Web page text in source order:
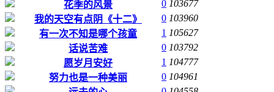
花季的风景
0 103677
我的天空有点阴《十二》
0 103960
有一次不知是哪个孩童
1 105627
话说苦难
0 103792
愿岁月安好
1 104777
努力也是一种美丽
0 104961